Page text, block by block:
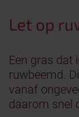
Let op
Een gras dat
ruwbeemd.
vanaf
daarom snel